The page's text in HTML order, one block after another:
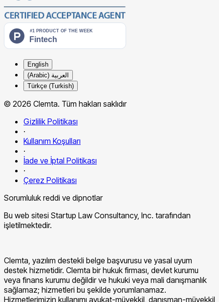
English
العربية (Arabic)
Türkçe (Turkish)
© 2026 Clemta. Tüm hakları saklıdır
Gizlilik Politikası
·
Kullanım Koşulları
·
İade ve İptal Politikası
·
Çerez Politikası
Sorumluluk reddi ve dipnotlar
Bu web sitesi Startup Law Consultancy, Inc. tarafından
işletilmektedir.
Clemta, yazılım destekli belge başvurusu ve yasal uyum
destek hizmetidir. Clemta bir hukuk firması, devlet kurumu
veya finans kurumu değildir ve hukuki veya mali danışmanlık
sağlamaz; hizmetleri bu şekilde yorumlanamaz.
Hizmetlerimizin kullanımı avukat-müvekkil, danışman-müvekkil